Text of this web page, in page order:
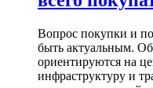
Вопрос покупки и
быть актуальным.
ориентируются на
инфраструктуру и